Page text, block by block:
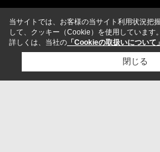
当サイトでは、お客様の当サイト利用状況把
して、クッキー（Cookie）を使用しています。
詳しくは、当社の 「Cookieの取扱いについて」
閉じる